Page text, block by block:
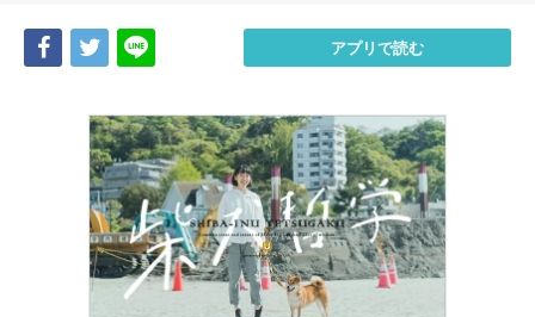
Share Tweet アプリで読む